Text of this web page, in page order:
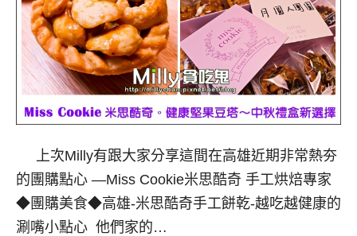
上次Milly有跟大家分享這間在高雄近期非常熱夯
的團購點心 —Miss Cookie米思酷奇 手工烘焙專家
◆團購美食◆高雄-米思酷奇手工餅乾-越吃越健康的
涮嘴小點心 他們家的…